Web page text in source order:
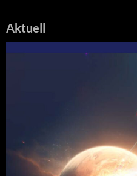
Aktuell